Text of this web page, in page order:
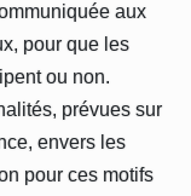
aux
pour que les
ou non.
prévues sur
envers les
pour ces motifs